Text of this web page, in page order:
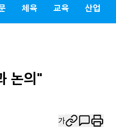
체육 교육 산업
논의"
가